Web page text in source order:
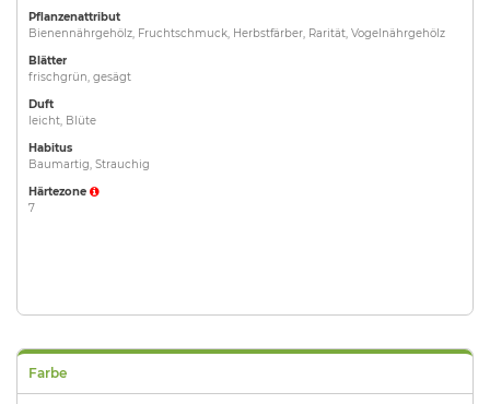
Pflanzenattribut
Bienennährgehölz, Fruchtschmuck, Herbstfärber, Rarität, Vogelnährgehölz
Blätter
frischgrün, gesägt
Duft
leicht, Blüte
Habitus
Baumartig, Strauchig
Härtezone
7
Farbe